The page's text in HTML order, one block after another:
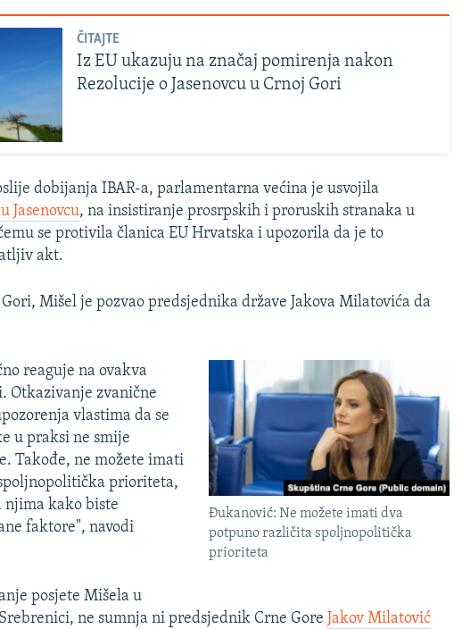
ČITAJTE
Iz EU ukazuju na značaj pomirenja nakon
Rezolucije o Jasenovcu u Crnoj Gori
dobijanja IBAR-a, parlamentarna većina je usvojila
Jasenovcu, na insistiranje prosrpskih i proruskih stranaka u
se protivila članica EU Hrvatska i upozorila da je to
akt.
Mišel je pozvao predsjednika države Jakova Milatovića da
Đukanović: Ne možete imati dva
potpuno različita spoljnopolitička
prioriteta
reaguje na ovakva
Otkazivanje zvanične
vlastima da se
u praksi ne smije
Takođe, ne možete imati
prioriteta,
kako biste
faktore", navodi
posjete Mišela u
ne sumnja ni predsjednik Crne Gore Jakov Milatović